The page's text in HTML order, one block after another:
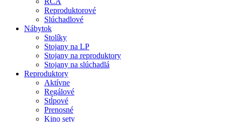
Reproduktorové
Slúchadlové
Nábytok
Stolíky
Stojany na LP
Stojany na reproduktory
Stojany na slúchadlá
Reproduktory
Aktívne
Regálové
Stĺpové
Prenosné
Kino sety